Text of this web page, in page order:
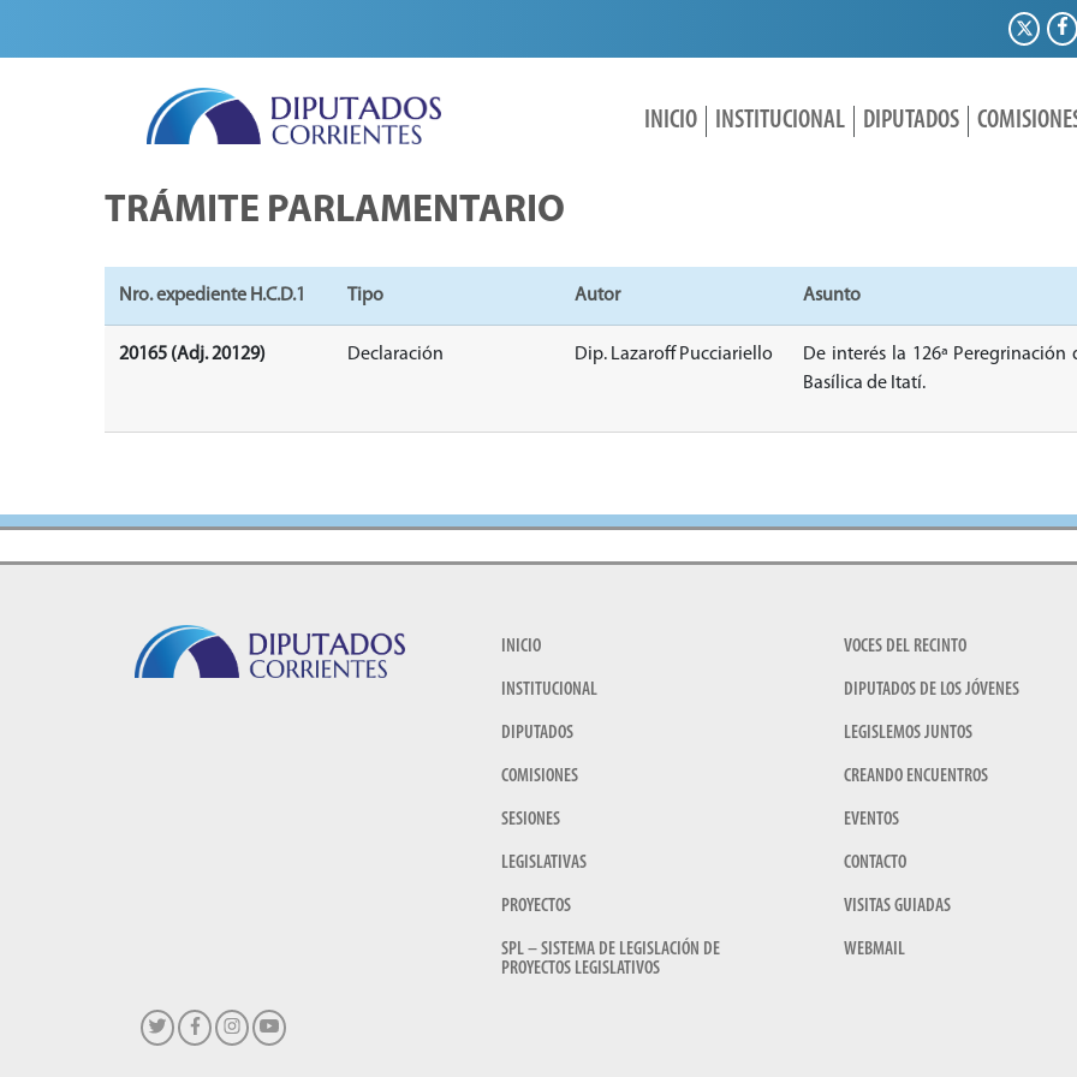
INICIO INSTITUCIONAL DIPUTADOS
TRÁMITE PARLAMENTARIO
Nro. expediente H.C.D.1 Tipo Autor Asunto
20165 (Adj. 20129) Declaración Dip. Lazaroff Pucciariello
De interés la 126ª
Basílica de Itatí.
INICIO
INSTITUCIONAL
DIPUTADOS
COMISIONES
SESIONES
LEGISLATIVAS
PROYECTOS
SPL – SISTEMA DE LEGISLACIÓN DE
PROYECTOS LEGISLATIVOS
VOCES DEL RECINTO
DIPUTADOS DE LOS JÓVENES
LEGISLEMOS JUNTOS
CREANDO ENCUENTROS
EVENTOS
CONTACTO
VISITAS GUIADAS
WEBMAIL